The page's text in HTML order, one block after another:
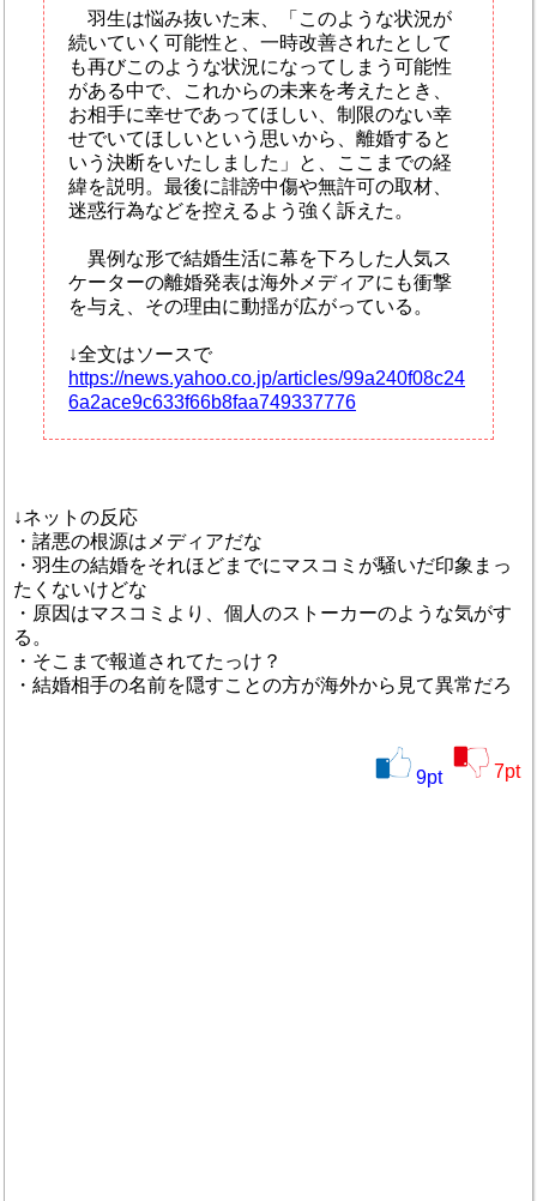
羽生は悩み抜いた末、「このような状況が
続いていく可能性と、一時改善されたとして
も再びこのような状況になってしまう可能性
がある中で、これからの未来を考えたとき、
お相手に幸せであってほしい、制限のない幸
せでいてほしいという思いから、離婚すると
いう決断をいたしました」と、ここまでの経
緯を説明。最後に誹謗中傷や無許可の取材、
迷惑行為などを控えるよう強く訴えた。
異例な形で結婚生活に幕を下ろした人気ス
ケーターの離婚発表は海外メディアにも衝撃
を与え、その理由に動揺が広がっている。
↓全文はソースで
https://news.yahoo.co.jp/articles/99a240f08c24
6a2ace9c633f66b8faa749337776
↓ネットの反応
・諸悪の根源はメディアだな
・羽生の結婚をそれほどまでにマスコミが騒いだ印象まっ
たくないけどな
・原因はマスコミより、個人のストーカーのような気がす
る。
・そこまで報道されてたっけ？
・結婚相手の名前を隠すことの方が海外から見て異常だろ
9pt 7pt